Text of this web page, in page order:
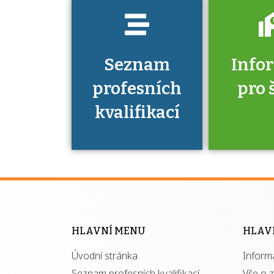
Seznam
profesních
kvalifikací
pro
Víte, že
HLAVNÍ MENU
Úvodní stránka